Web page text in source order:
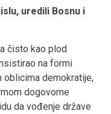
uredili Bosnu i
čisto kao plod
na formi
oblicima demokratije,
dogovorne
da vođenje države